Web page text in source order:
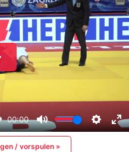
/ vorspulen »